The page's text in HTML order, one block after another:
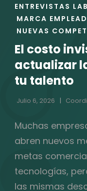
ENLACES
DE
LAS
CATEGORÍAS
ENTREVISTAS
MARCA
NUEVAS
El costo
actualizar
tu talento
Julio 6, 2026
Muchas
abren nuevos
metas
tecnologías,
las mismas